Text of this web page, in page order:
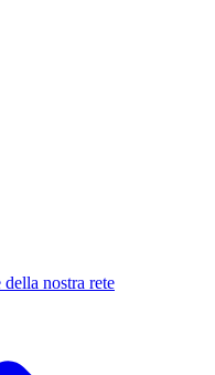
della nostra rete